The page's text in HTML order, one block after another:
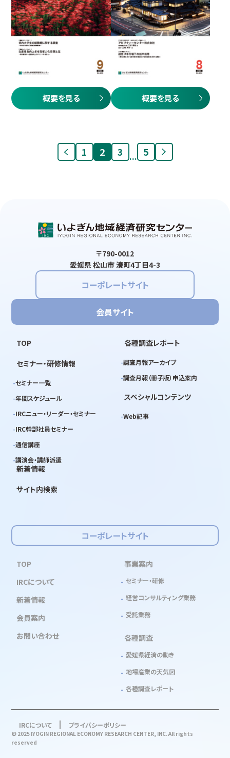
概要を見る 概要を見る
1 2 3 ... 5
〒790-0012
愛媛県 松山市 湊町4丁目4-3
コーポレートサイト
会員サイト
TOP
セミナー・研修情報
セミナー一覧
年間スケジュール
IRCニュー・リーダー・セミナー
IRC幹部社員セミナー
通信講座
講演会・講師派遣
各種調査レポート
調査月報アーカイブ
調査月報（冊子版）申込案内
スペシャルコンテンツ
Web記事
新着情報
サイト内検索
コーポレートサイト
TOP
IRCについて
新着情報
会員案内
お問い合わせ
事業案内
セミナー・研修
経営コンサルティング業務
受託業務
各種調査
愛媛県経済の動き
地場産業の天気図
各種調査レポート
IRCについて プライバシーポリシー
© 2025 IYOGIN REGIONAL ECONOMY RESEARCH CENTER, INC. All rights
reserved